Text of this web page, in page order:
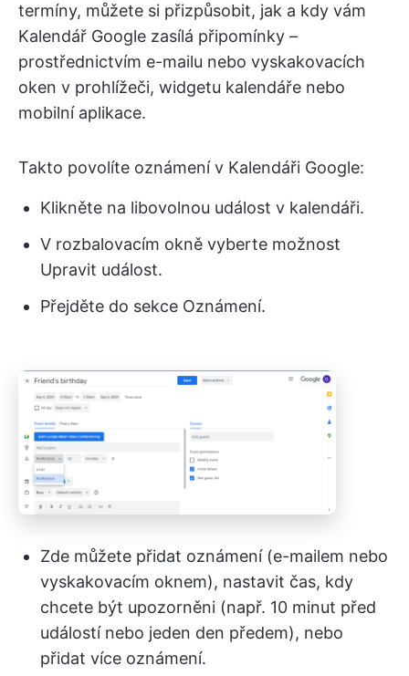
termíny, můžete si přizpůsobit, jak a kdy vám
Kalendář Google zasílá připomínky –
prostřednictvím e-mailu nebo vyskakovacích
oken v prohlížeči, widgetu kalendáře nebo
mobilní aplikace.
Takto povolíte oznámení v Kalendáři Google:
Klikněte na libovolnou událost v kalendáři.
V rozbalovacím okně vyberte možnost
Upravit událost.
Přejděte do sekce Oznámení.
Zde můžete přidat oznámení (e-mailem nebo
vyskakovacím oknem), nastavit čas, kdy
chcete být upozorněni (např. 10 minut před
událostí nebo jeden den předem), nebo
přidat více oznámení.